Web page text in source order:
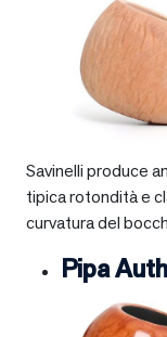
Savinelli produce
tipica rotondità e
curvatura del
Pipa